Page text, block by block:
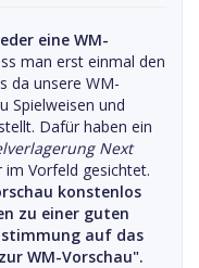
eine WM-
man erst einmal den
da unsere WM-
Spielweisen und
Dafür haben ein
Next
Vorfeld gesichtet.
konstenlos
zu einer guten
auf das
WM-Vorschau".